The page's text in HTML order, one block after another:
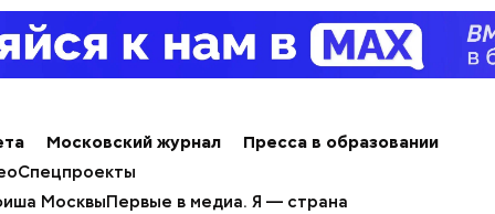
Московский журнал
Пресса в образовании
Спецпроекты
МосквыПервые в медиа. Я — страна
из кабачков